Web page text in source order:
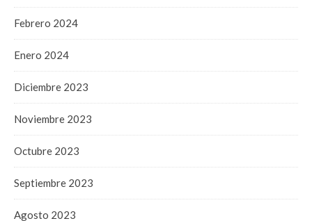
Febrero 2024
Enero 2024
Diciembre 2023
Noviembre 2023
Octubre 2023
Septiembre 2023
Agosto 2023